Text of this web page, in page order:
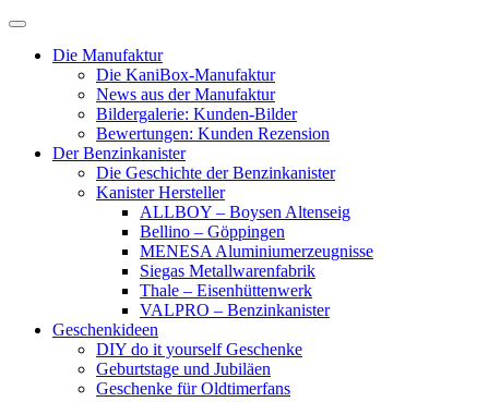
Skip
contentDie Manufaktur
Die KaniBox-Manufaktur
News aus der Manufaktur
Bildergalerie: Kunden-Bilder
Bewertungen: Kunden Rezension
Der Benzinkanister
Die Geschichte der Benzinkanister
Kanister Hersteller
ALLBOY – Boysen Altenseig
Bellino – Göppingen
MENESA Aluminiumerzeugnisse
Siegas Metallwarenfabrik
Thale – Eisenhüttenwerk
VALPRO – Benzinkanister
Geschenkideen
DIY do it yourself Geschenke
Geburtstage und Jubiläen
Geschenke für Oldtimerfans